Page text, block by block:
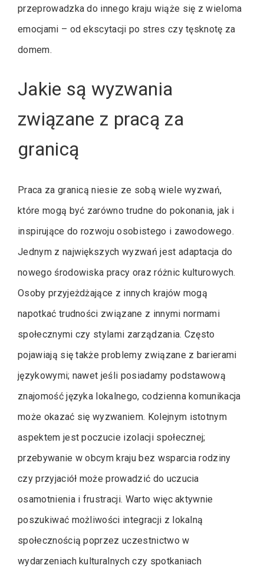
przeprowadzka do innego kraju wiąże się z wieloma
emocjami – od ekscytacji po stres czy tęsknotę za
domem.
Jakie są wyzwania
związane z pracą za
granicą
Praca za granicą niesie ze sobą wiele wyzwań,
które mogą być zarówno trudne do pokonania, jak i
inspirujące do rozwoju osobistego i zawodowego.
Jednym z największych wyzwań jest adaptacja do
nowego środowiska pracy oraz różnic kulturowych.
Osoby przyjeżdżające z innych krajów mogą
napotkać trudności związane z innymi normami
społecznymi czy stylami zarządzania. Często
pojawiają się także problemy związane z barierami
językowymi; nawet jeśli posiadamy podstawową
znajomość języka lokalnego, codzienna komunikacja
może okazać się wyzwaniem. Kolejnym istotnym
aspektem jest poczucie izolacji społecznej;
przebywanie w obcym kraju bez wsparcia rodziny
czy przyjaciół może prowadzić do uczucia
osamotnienia i frustracji. Warto więc aktywnie
poszukiwać możliwości integracji z lokalną
społecznością poprzez uczestnictwo w
wydarzeniach kulturalnych czy spotkaniach